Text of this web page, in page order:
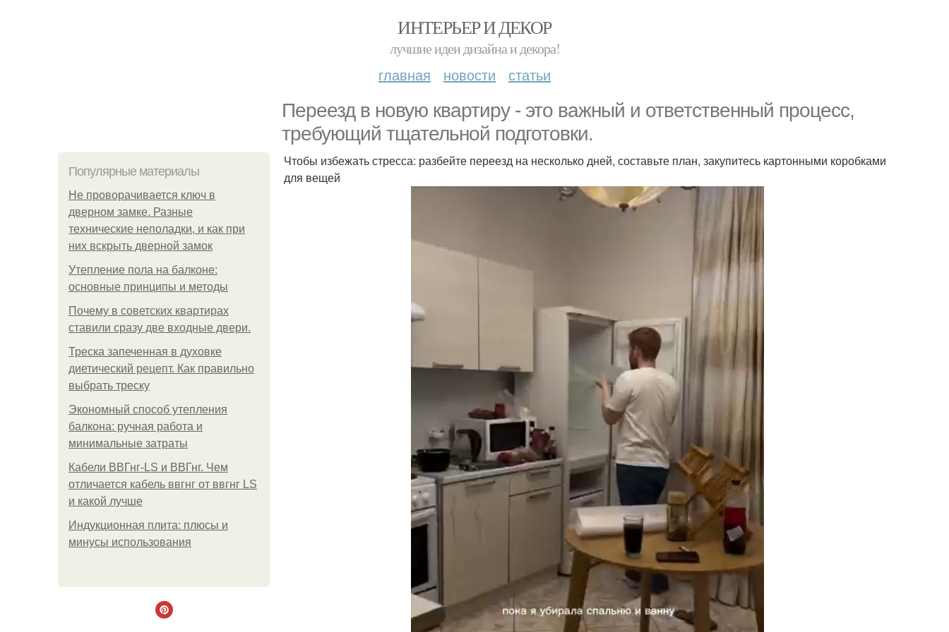
ИНТЕРЬЕР И ДЕКОР
лучшие идеи дизайна и декора!
главная новости статьи
Переезд в новую квартиру - это важный и ответственный процесс,
требующий тщательной подготовки.
Популярные материалы
Не проворачивается ключ в
дверном замке. Разные
технические неполадки, и как при
них вскрыть дверной замок
Утепление пола на балконе:
основные принципы и методы
Почему в советских квартирах
ставили сразу две входные двери.
Треска запеченная в духовке
диетический рецепт. Как правильно
выбрать треску
Экономный способ утепления
балкона: ручная работа и
минимальные затраты
Кабели ВВГнг-LS и ВВГнг. Чем
отличается кабель ввгнг от ввгнг LS
и какой лучше
Индукционная плита: плюсы и
минусы использования
Чтобы избежать стресса: разбейте переезд на несколько дней, составьте план, закупитесь картонными коробками
для вещей